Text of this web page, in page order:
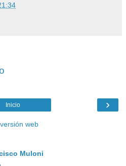
›
Inicio
web
Muloni